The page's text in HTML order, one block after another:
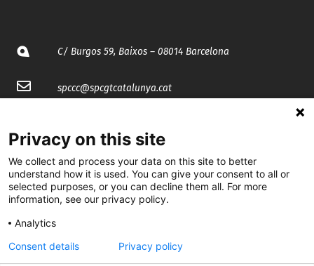
C/ Burgos 59, Baixos – 08014 Barcelona
spccc@spcgtcatalunya.cat
@CGTCatalunya
cgtcatalunya
cgtcatalunya
Privacy on this site
We collect and process your data on this site to better
understand how it is used. You can give your consent to all or
selected purposes, or you can decline them all. For more
information, see our privacy policy.
Analytics
Consent details
Privacy policy